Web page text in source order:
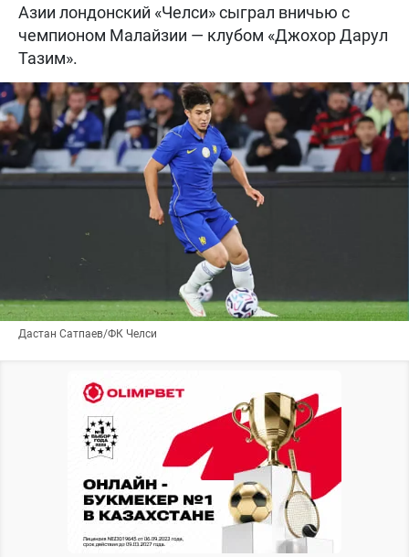
Азии лондонский «Челси» сыграл вничью с
чемпионом Малайзии — клубом «Джохор Дарул
Тазим».
Дастан Сатпаев/ФК Челси